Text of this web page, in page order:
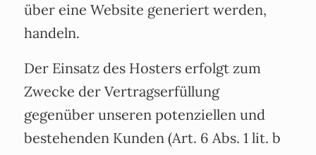
über eine Website generiert werden,
handeln.
Der Einsatz des Hosters erfolgt zum
Zwecke der Vertragserfüllung
gegenüber unseren potenziellen und
bestehenden Kunden (Art. 6 Abs. 1 lit. b